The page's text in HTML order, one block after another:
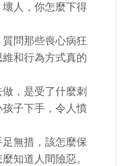
人，你怎麼下得
問那些喪心病狂
和行為方式真的
，是受了什麼刺
子下手，令人憤
無措，該怎麼保
知道人間險惡。